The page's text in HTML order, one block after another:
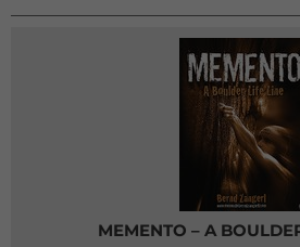
MEMENTO – A